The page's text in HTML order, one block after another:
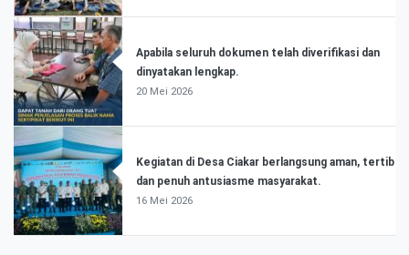
Apabila seluruh dokumen telah diverifikasi dan
dinyatakan lengkap.
20 Mei 2026
Kegiatan di Desa Ciakar berlangsung aman, tertib
dan penuh antusiasme masyarakat.
16 Mei 2026